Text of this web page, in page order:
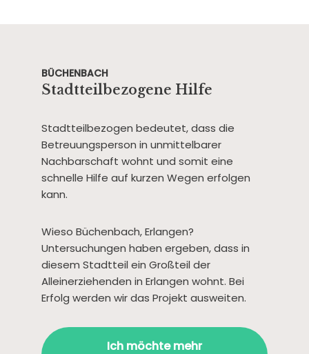
BÜCHENBACH
Stadtteilbezogene Hilfe
Stadtteilbezogen bedeutet, dass die
Betreuungsperson in unmittelbarer
Nachbarschaft wohnt und somit eine
schnelle Hilfe auf kurzen Wegen erfolgen
kann.
Wieso Büchenbach, Erlangen?
Untersuchungen haben ergeben, dass in
diesem Stadtteil ein Großteil der
Alleinerziehenden in Erlangen wohnt. Bei
Erfolg werden wir das Projekt ausweiten.
Ich möchte mehr